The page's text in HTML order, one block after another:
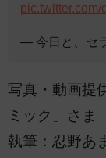
— 今日と、セ
写真・動画提
ミック」さま
執筆：忍野あ